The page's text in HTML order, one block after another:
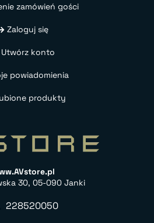
zamówień gości
Zaloguj się
Utwórz konto
powiadomienia
produkty
30, 05-090 Janki
228520050